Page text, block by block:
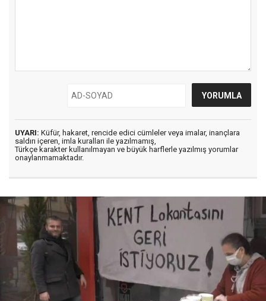
UYARI: Küfür, hakaret, rencide edici cümleler veya imalar, inançlara
saldırı içeren, imla kuralları ile yazılmamış,
Türkçe karakter kullanılmayan ve büyük harflerle yazılmış yorumlar
onaylanmamaktadır.